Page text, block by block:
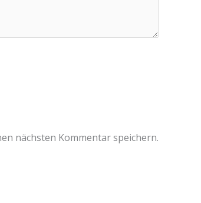
nächsten Kommentar speichern.